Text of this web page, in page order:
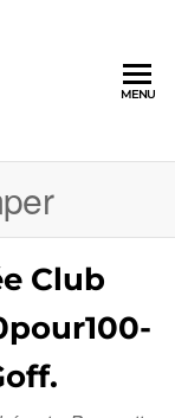
MENU
Club